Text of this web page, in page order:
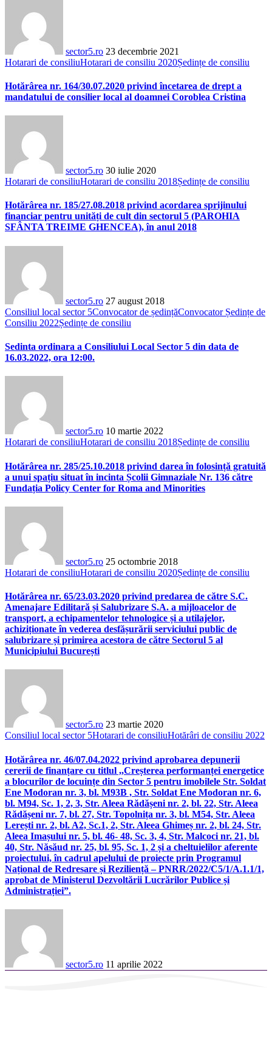
sector5.ro 23 decembrie 2021
Hotarari de consiliuHotarari de consiliu 2020Ședințe de consiliu
Hotărârea nr. 164/30.07.2020 privind încetarea de drept a
mandatului de consilier local al doamnei Coroblea Cristina
sector5.ro 30 iulie 2020
Hotarari de consiliuHotarari de consiliu 2018Ședințe de consiliu
Hotărârea nr. 185/27.08.2018 privind acordarea sprijinului
financiar pentru unități de cult din sectorul 5 (PAROHIA
SFÂNTA TREIME GHENCEA), în anul 2018
sector5.ro 27 august 2018
Consiliul local sector 5Convocator de ședințăConvocator Ședințe de
Consiliu 2022Ședințe de consiliu
Sedinta ordinara a Consiliului Local Sector 5 din data de
16.03.2022, ora 12:00.
sector5.ro 10 martie 2022
Hotarari de consiliuHotarari de consiliu 2018Ședințe de consiliu
Hotărârea nr. 285/25.10.2018 privind darea în folosință gratuită
a unui spațiu situat în incinta Școlii Gimnaziale Nr. 136 către
Fundația Policy Center for Roma and Minorities
sector5.ro 25 octombrie 2018
Hotarari de consiliuHotarari de consiliu 2020Ședințe de consiliu
Hotărârea nr. 65/23.03.2020 privind predarea de către S.C.
Amenajare Edilitară și Salubrizare S.A. a mijloacelor de
transport, a echipamentelor tehnologice și a utilajelor,
achiziționate în vederea desfășurării serviciului public de
salubrizare și primirea acestora de către Sectorul 5 al
Municipiului București
sector5.ro 23 martie 2020
Consiliul local sector 5Hotarari de consiliuHotărâri de consiliu 2022
Hotărârea nr. 46/07.04.2022 privind aprobarea depunerii
cererii de finanțare cu titlul ,,Creșterea performanței energetice
a blocurilor de locuințe din Sector 5 pentru imobilele Str. Soldat
Ene Modoran nr. 3, bl. M93B , Str. Soldat Ene Modoran nr. 6,
bl. M94, Sc. 1, 2, 3, Str. Aleea Rădășeni nr. 2, bl. 22, Str. Aleea
Rădășeni nr. 7, bl. 27, Str. Topolnița nr. 3, bl. M54, Str. Aleea
Lerești nr. 2, bl. A2, Sc.1, 2, Str. Aleea Ghimeș nr. 2, bl. 24, Str.
Aleea Imașului nr. 5, bl. 46- 48, Sc. 3, 4, Str. Malcoci nr. 21, bl.
40, Str. Năsăud nr. 25, bl. 95, Sc. 1, 2 și a cheltuielilor aferente
proiectului, în cadrul apelului de proiecte prin Programul
Național de Redresare și Reziliență – PNRR/2022/C5/1/A.1.1/1,
aprobat de Ministerul Dezvoltării Lucrărilor Publice și
Administrației”.
sector5.ro 11 aprilie 2022